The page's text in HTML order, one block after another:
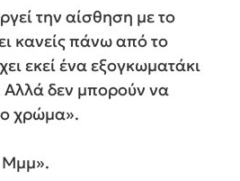
την αίσθηση με το
κανείς πάνω από το
εκεί ένα εξογκωματάκι
Αλλά δεν μπορούν να
χρώμα».
Μμμ».